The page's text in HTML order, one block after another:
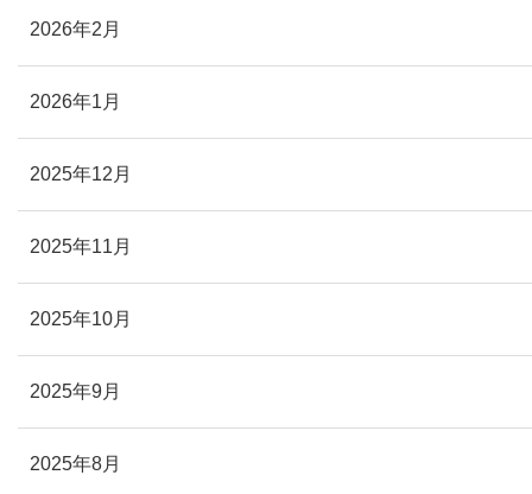
2026年2月
2026年1月
2025年12月
2025年11月
2025年10月
2025年9月
2025年8月